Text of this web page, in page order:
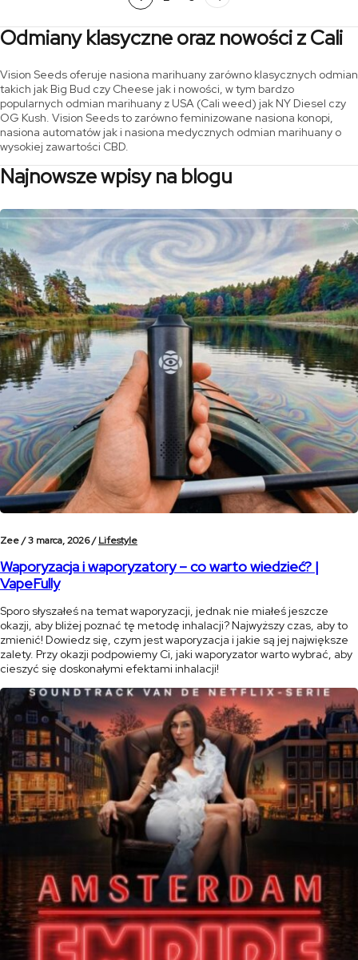
do
Odmiany klasyczne oraz nowości z Cali
Vision Seeds oferuje nasiona marihuany zarówno klasycznych odmian
takich jak Big Bud czy Cheese jak i nowości, w tym bardzo
popularnych odmian marihuany z USA (Cali weed) jak NY Diesel czy
OG Kush. Vision Seeds to zarówno feminizowane nasiona konopi,
nasiona automatów jak i nasiona medycznych odmian marihuany o
wysokiej zawartości CBD.
Najnowsze wpisy na blogu
Zee /3 marca, 2026 /Lifestyle
Waporyzacja i waporyzatory – co warto wiedzieć? |
VapeFully
Sporo słyszałeś na temat waporyzacji, jednak nie miałeś jeszcze
okazji, aby bliżej poznać tę metodę inhalacji? Najwyższy czas, aby to
zmienić! Dowiedz się, czym jest waporyzacja i jakie są jej największe
zalety. Przy okazji podpowiemy Ci, jaki waporyzator warto wybrać, aby
cieszyć się doskonałymi efektami inhalacji!